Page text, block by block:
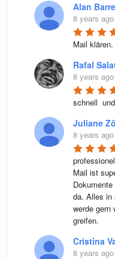
Alan
8 years ago
Mail klären.
Rafal
8 years ago
schnell
Juliane
8 years ago
Mail ist
da. Alles in
werde gern
greifen.
Cristina
8 years ago